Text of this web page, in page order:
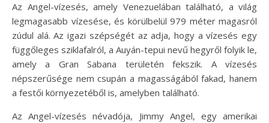
Az Angel-vízesés, amely Venezuelában található, a világ
legmagasabb vízesése, és körülbelül 979 méter magasról
zúdul alá. Az igazi szépségét az adja, hogy a vízesés egy
függőleges sziklafalról, a Auyán-tepui nevű hegyről folyik le,
amely a Gran Sabana területén fekszik. A vízesés
népszerűsége nem csupán a magasságából fakad, hanem
a festői környezetéből is, amelyben található.
Az Angel-vízesés névadója, Jimmy Angel, egy amerikai